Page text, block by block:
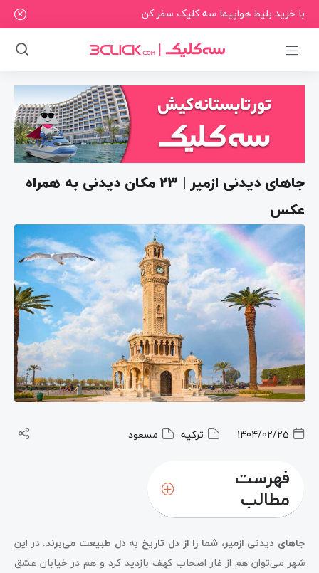
با خرید بلیط هواپیما سه کلیک سفر کن
جاهای دیدنی ازمیر | 23 مکان دیدنی به همراه
عکس
1404/02/25 ترکیه مسعود
فهرست
مطالب
جاهای دیدنی ازمیر، شما را از دل تاریخ به دل طبیعت می‌برند. در این
شهر می‌توان هم از غار اصحاب کهف بازدید کرد و هم در خیابان عشق